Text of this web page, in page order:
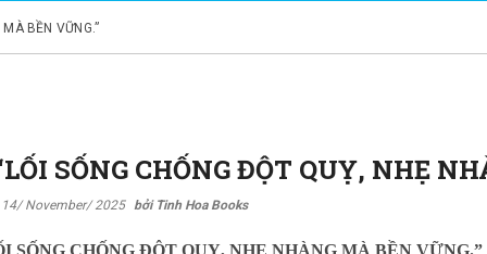
BỀN VỮNG.”
SỐNG CHỐNG ĐỘT QUỴ, NHẸ
14/ November/ 2025 bởi Tinh Hoa Books
SỐNG CHỐNG ĐỘT QUỴ, NHẸ NHÀNG MÀ BỀN VỮNG.”